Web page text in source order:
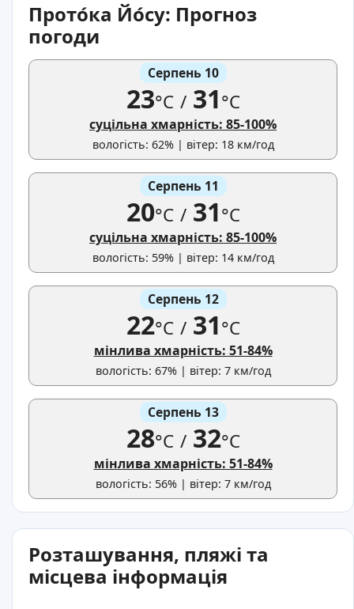
Прото́ка Йо́су: Прогноз
погоди
Серпень 10
23°C /31°C
суцільна хмарність: 85-100%
вологість: 62% | вітер: 18 км/год
Серпень 11
20°C /31°C
суцільна хмарність: 85-100%
вологість: 59% | вітер: 14 км/год
Серпень 12
22°C /31°C
мінлива хмарність: 51-84%
вологість: 67% | вітер: 7 км/год
Серпень 13
28°C /32°C
мінлива хмарність: 51-84%
вологість: 56% | вітер: 7 км/год
Розташування, пляжі та
місцева інформація